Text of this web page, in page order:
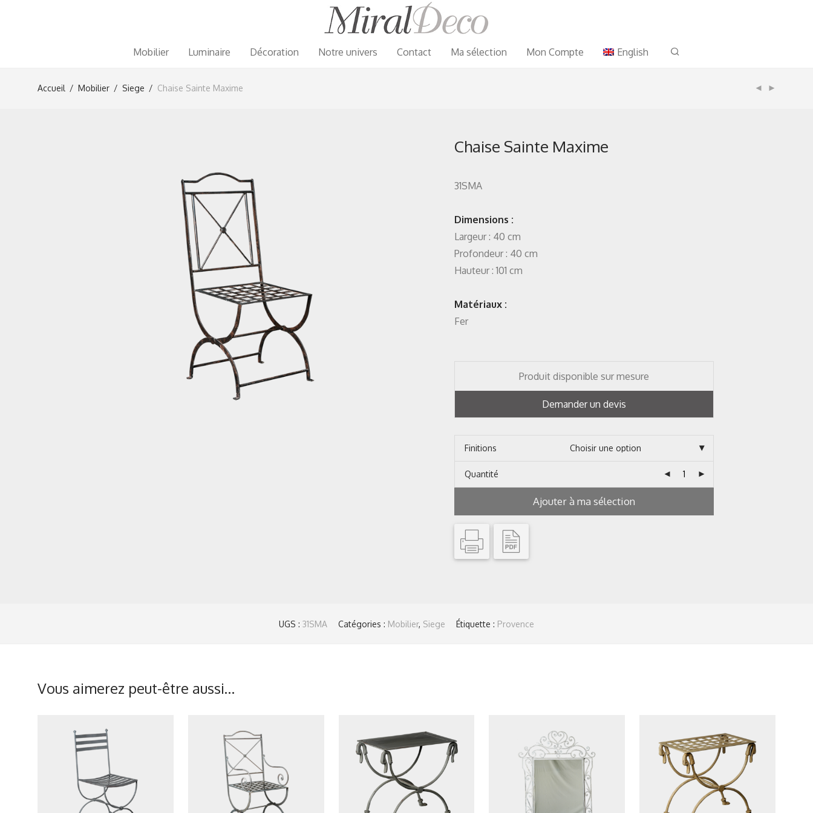
Mobilier Luminaire Décoration Notre univers Contact Ma sélection Mon Compte English
Accueil / Mobilier / Siege / Chaise Sainte Maxime
Chaise Sainte Maxime
31SMA
Dimensions :
Largeur : 40 cm
Profondeur : 40 cm
Hauteur : 101 cm
Matériaux :
Fer
Produit disponible sur mesure
Demander un devis
Finitions
Quantité
Ajouter à ma sélection
UGS : 31SMA Catégories : Mobilier, Siege Étiquette : Provence
Vous aimerez peut-être aussi…